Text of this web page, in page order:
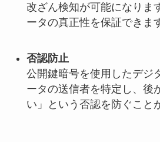
改ざん検知が可能になりま
ータの真正性を保証できま
否認防止
公開鍵暗号を使用したデジ
ータの送信者を特定し、後
い」という否認を防ぐこと